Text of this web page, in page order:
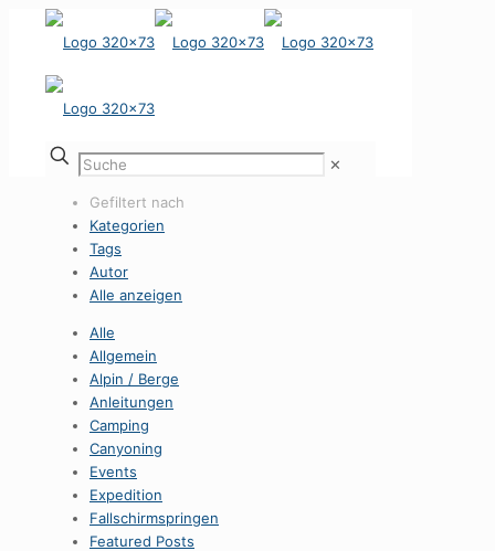
✕
Gefiltert nach
Kategorien
Tags
Autor
Alle anzeigen
Alle
Allgemein
Alpin / Berge
Anleitungen
Camping
Canyoning
Events
Expedition
Fallschirmspringen
Featured Posts